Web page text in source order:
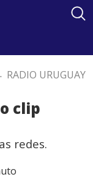
. RADIO URUGUAY
clip
redes.